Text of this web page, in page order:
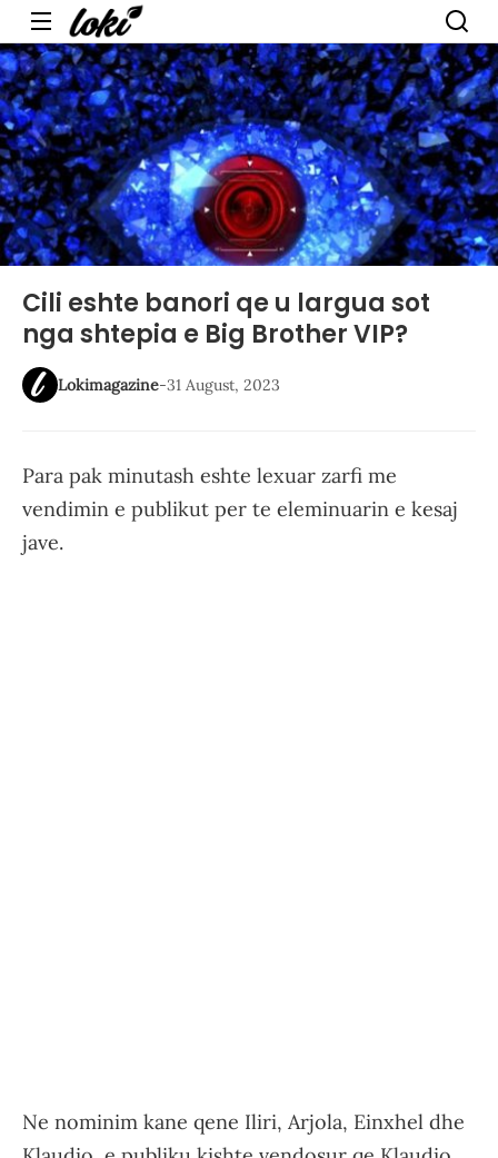
Menu
Cili eshte banori qe u largua sot
nga shtepia e Big Brother VIP?
Lokimagazine-31 August, 2023
Para pak minutash eshte lexuar zarfi me
vendimin e publikut per te eleminuarin e kesaj
jave.
Ne nominim kane qene Iliri, Arjola, Einxhel dhe